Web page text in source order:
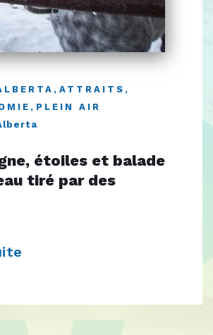
, ATTRAITS ,
, PLEIN AIR
étoiles et balade
tiré par des